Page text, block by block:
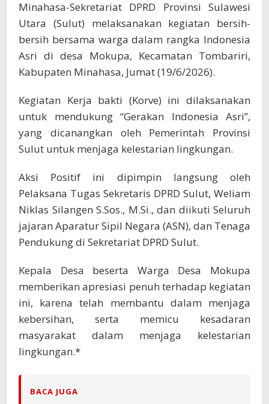
Minahasa-Sekretariat DPRD Provinsi Sulawesi
Utara (Sulut) melaksanakan kegiatan bersih-
bersih bersama warga dalam rangka Indonesia
Asri di desa Mokupa, Kecamatan Tombariri,
Kabupaten Minahasa, Jumat (19/6/2026).
Kegiatan Kerja bakti (Korve) ini dilaksanakan
untuk mendukung “Gerakan Indonesia Asri”,
yang dicanangkan oleh Pemerintah Provinsi
Sulut untuk menjaga kelestarian lingkungan.
Aksi Positif ini dipimpin langsung oleh
Pelaksana Tugas Sekretaris DPRD Sulut, Weliam
Niklas Silangen S.Sos., M.Si., dan diikuti Seluruh
jajaran Aparatur Sipil Negara (ASN), dan Tenaga
Pendukung di Sekretariat DPRD Sulut.
Kepala Desa beserta Warga Desa Mokupa
memberikan apresiasi penuh terhadap kegiatan
ini, karena telah membantu dalam menjaga
kebersihan, serta memicu kesadaran
masyarakat dalam menjaga kelestarian
lingkungan.*
BACA JUGA